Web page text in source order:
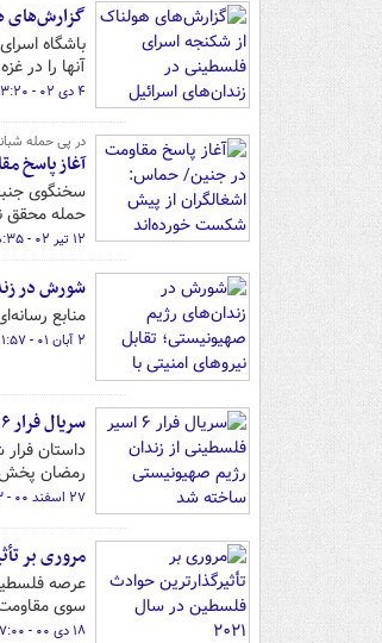
گزارش‌های
باشگاه
آنها را در
۴ دی ۰۲ - ۱۳:۲۰
در پی حمله
آغاز پاسخ
سخنگوی
حمله محقق
۱۲ تیر ۰۲ - ۰۸:۳۵
شورش در
منابع
۲ آبان ۰۱ - ۲۱:۵۷
سریال فرار ۶ اسیر فلسطینی از زندان رژیم صهیونیستی ساخته شد
داستان
رمضان
۲۷ اسفند ۰۰ - ۱۷:۳۳
مروری بر
سوی
۱۸ دی ۰۰ - ۰۷:۰۰